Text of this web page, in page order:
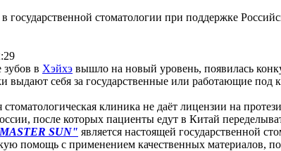
стоматологии при поддержке
в Хэйхэ вышло на новый уровень, появилась
выдают себя за государственные или работающие
стоматологическая клиника не даёт лицензии на
после которых пациенты едут в Китай
SUN" является настоящей государственной
помощь с применением качественных материалов, по